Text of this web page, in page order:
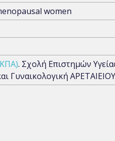
women
. Σχολή Επιστημών
Γυναικολογική